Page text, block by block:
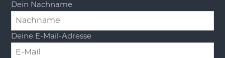
Dein Nachname
Deine E-Mail-Adresse